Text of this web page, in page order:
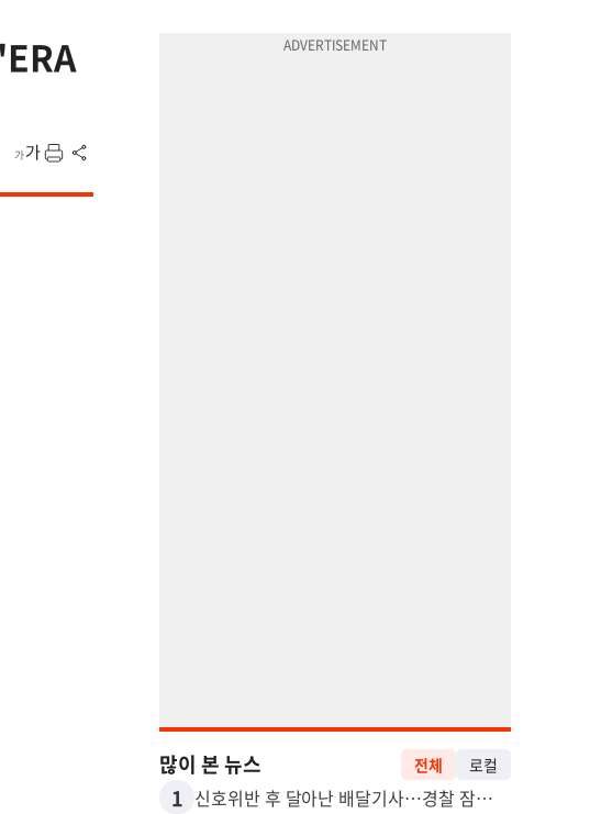
많이 본 뉴스 전체 로컬
1 신호위반 후 달아난 배달기사…경찰 잠복해 잡고보니 ‘반전’